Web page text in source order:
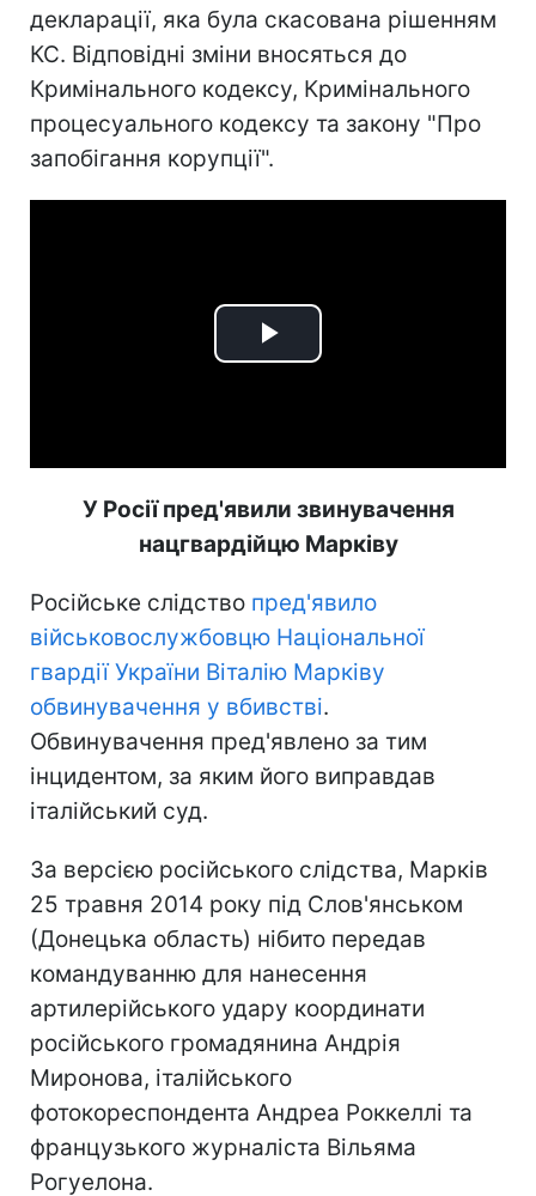
декларації, яка була скасована рішенням
КС. Відповідні зміни вносяться до
Кримінального кодексу, Кримінального
процесуального кодексу та закону "Про
запобігання корупції".
Play
У Росії пред'явили звинувачення
нацгвардійцю Марківу
Російське слідство пред'явило
військовослужбовцю Національної
гвардії України Віталію Марківу
обвинувачення у вбивстві.
Обвинувачення пред'явлено за тим
інцидентом, за яким його виправдав
італійський суд.
За версією російського слідства, Марків
25 травня 2014 року під Слов'янськом
(Донецька область) нібито передав
командуванню для нанесення
артилерійського удару координати
російського громадянина Андрія
Миронова, італійського
фотокореспондента Андреа Роккеллі та
французького журналіста Вільяма
Рогуелона.